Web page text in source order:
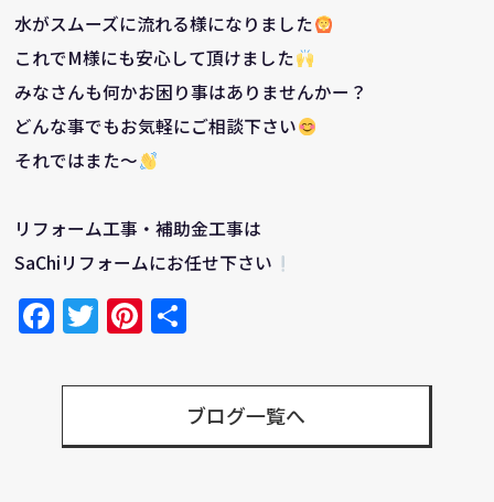
水がスムーズに流れる様になりました
これでM様にも安心して頂けました
みなさんも何かお困り事はありませんかー？
どんな事でもお気軽にご相談下さい
それではまた～
リフォーム工事・補助金工事は
SaChiリフォームにお任せ下さい
Facebook
TwitterPinterest
ブログ一覧へ